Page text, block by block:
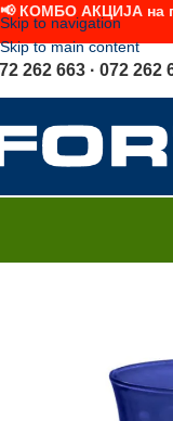
Skip to navigation
Skip to main content
262 663 · 072 262
📢 КОМБО АКЦИЈА на